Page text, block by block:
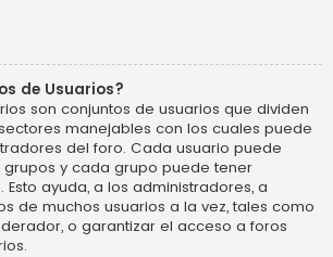
de Usuarios?
son conjuntos de usuarios que dividen
manejables con los cuales puede
del foro. Cada usuario puede
y cada grupo puede tener
ayuda, a los administradores, a
de muchos usuarios a la vez, tales como
o garantizar el acceso a foros